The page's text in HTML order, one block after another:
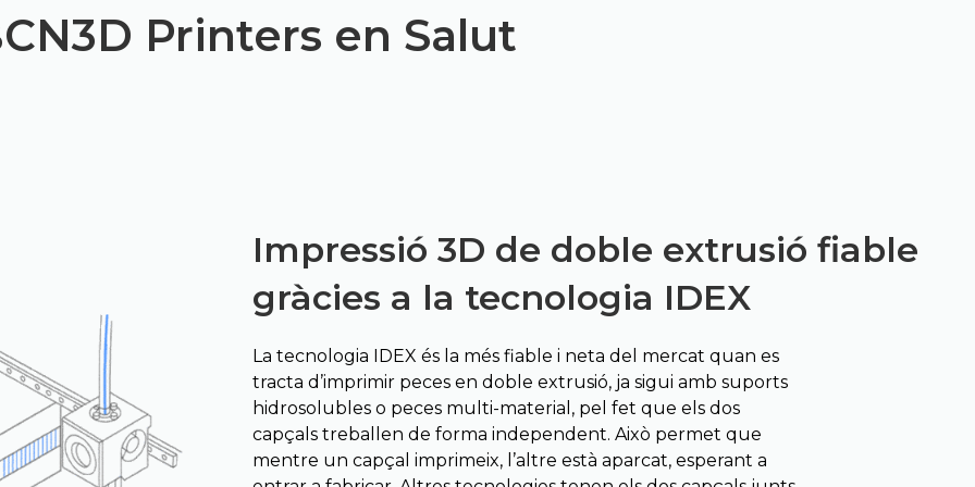
Printers en Salut
Impressió 3D de doble extrusió fiable
gràcies a la tecnologia IDEX
La tecnologia IDEX és la més fiable i neta del mercat quan es
tracta d’imprimir peces en doble extrusió, ja sigui amb suports
hidrosolubles o peces multi-material, pel fet que els dos
capçals treballen de forma independent. Això permet que
mentre un capçal imprimeix, l’altre està aparcat, esperant a